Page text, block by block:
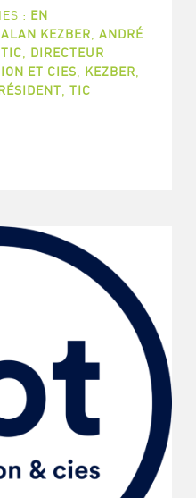
: EN
ALAN KEZBER, ANDRÉ
, DIRECTEUR
ET CIES, KEZBER,
, TIC